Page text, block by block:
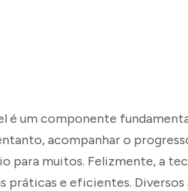
é um componente
acompanhar o
para muitos. Felizmente, a
práticas e eficientes.